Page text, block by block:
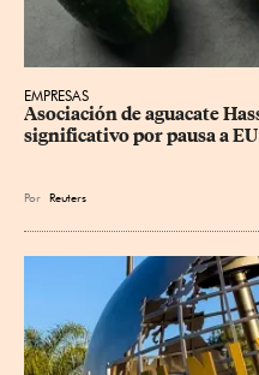
EMPRESAS
Asociación de aguacate
significativo por pausa a EU
Por Reuters